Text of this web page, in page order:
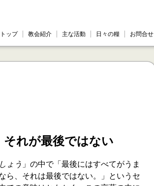
トップ 教会紹介 主な活動 日々の糧 お問合せ
れが最後ではない
ょう 」の中で「最後にはすべてがうま
ら、それは最後ではない。」というセ